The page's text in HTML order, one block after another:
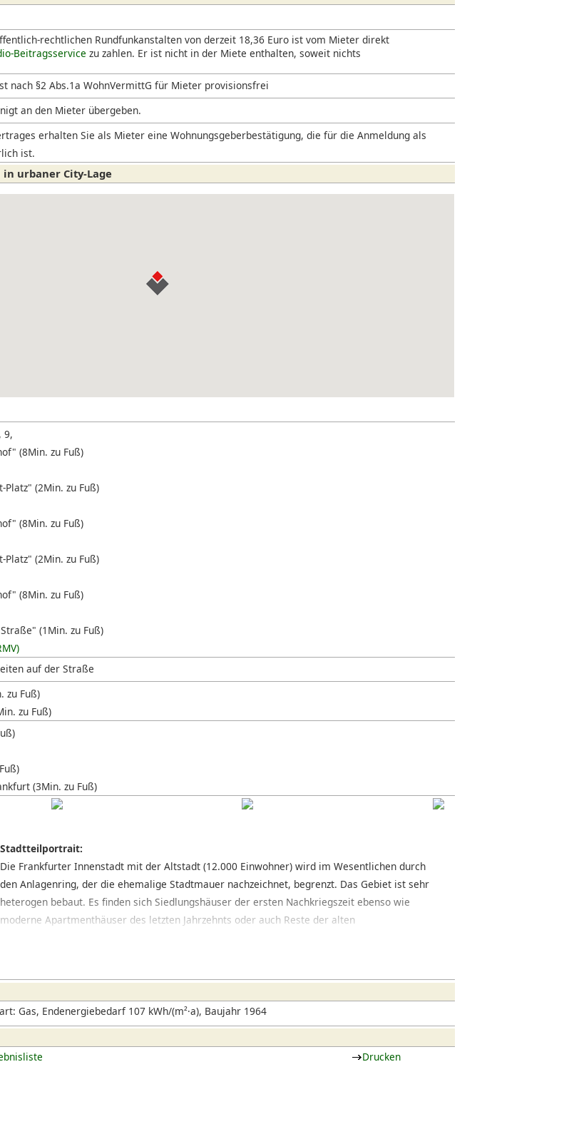
rechtlichen Rundfunkanstalten von derzeit 18,36 Euro ist vom Mieter direkt
Beitragsservice zu zahlen. Er ist nicht in der Miete enthalten, soweit nichts
nach §2 Abs.1a WohnVermittG für Mieter provisionsfrei
an den Mieter übergeben.
erhalten Sie als Mieter eine Wohnungsgeberbestätigung, die für die Anmeldung als
ist.
urbaner City-Lage
9,
(8Min. zu Fuß)
(2Min. zu Fuß)
(8Min. zu Fuß)
(2Min. zu Fuß)
(8Min. zu Fuß)
(1Min. zu Fuß)
auf der Straße
zu Fuß)
zu Fuß)
(3Min. zu Fuß)
Stadtteilportrait:
Die Frankfurter Innenstadt mit der Altstadt (12.000 Einwohner) wird im Wesentlichen durch
den Anlagenring, der die ehemalige Stadtmauer nachzeichnet, begrenzt. Das Gebiet ist sehr
heterogen bebaut. Es finden sich Siedlungshäuser der ersten Nachkriegszeit ebenso wie
moderne Apartmenthäuser des letzten Jahrzehnts oder auch Reste der alten
haben.Gas, Endenergiebedarf 107 kWh/(m²·a), Baujahr 1964
Drucken